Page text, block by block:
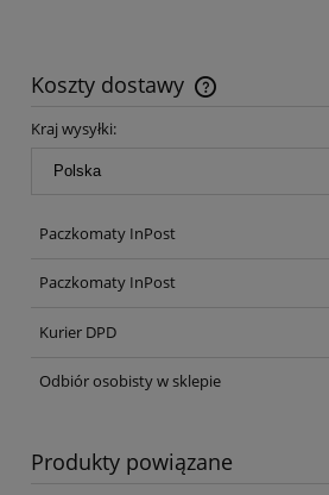
Koszty dostawy
Cena nie zawiera ewentualnych
Kraj wysyłki:
Paczkomaty InPost
Paczkomaty InPost
Kurier DPD
Odbiór osobisty w sklepie
Produkty powiązane